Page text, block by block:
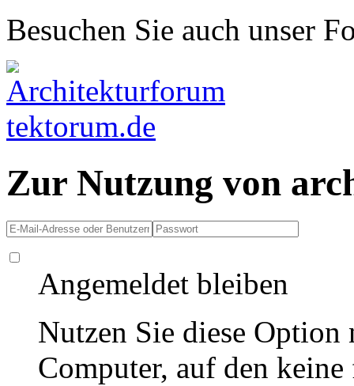
Besuchen Sie auch unser
Zur Nutzung von
Angemeldet bleiben
Nutzen Sie diese
Computer, auf den